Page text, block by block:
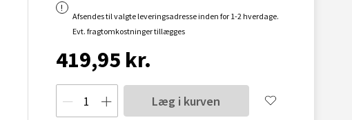
Afsendes til valgte leveringsadresse inden for 1-2 hverdage.
Evt. fragtomkostninger tillægges
419,95 kr.
Læg i kurven